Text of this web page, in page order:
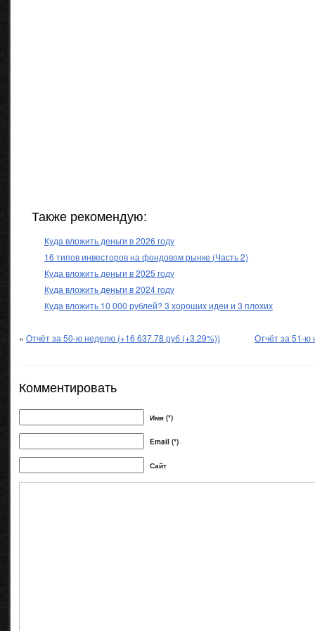
Также рекомендую:
Куда вложить деньги в 2026 году
16 типов инвесторов на фондовом рынке (Часть 2)
Куда вложить деньги в 2025 году
Куда вложить деньги в 2024 году
Куда вложить 10 000 рублей? 3 хороших идеи и 3 плохих
« Отчёт за 50-ю неделю (+16 637.78 руб (+3.29%)) Отчёт за 51-ю
Комментировать
Имя (*)
Email (*)
Сайт